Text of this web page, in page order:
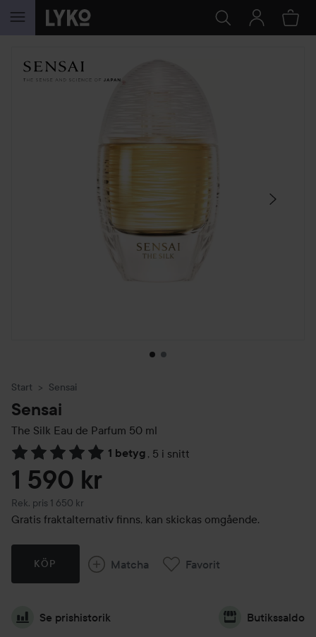
HOPPA TILL INNEHÅLLET
HOPPA ÖVER SEKTIONEN
Start Sensai
Sensai
The Silk Eau de Parfum 50 ml
1 betyg , 5 i snitt
Hoppa till Betyg & kommentarer
1 590 kr
Rek. pris 1 650 kr
Rekommenderat pris 1 650 kr
Gratis fraktalternativ finns, kan skickas omgående.
KÖP Matcha Favorit
Se prishistorik Butikssaldo